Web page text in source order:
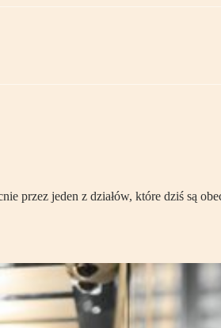
przez jeden z działów, które dziś są